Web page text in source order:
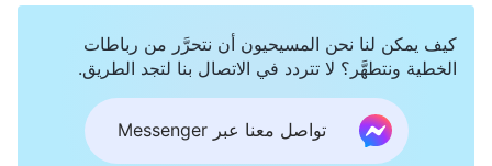
كيف يمكن لنا نحن المسيحيون أن نتحرَّر من رباطات
الخطية ونتطهَّر؟ لا تتردد في الاتصال بنا لتجد الطريق.
تواصل معنا عبر Messenger